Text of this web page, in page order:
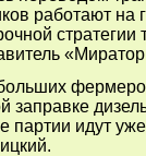
работают на
заправке
партии идут